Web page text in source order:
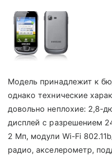
Модель принадлежит к
однако технические
довольно неплохие: 2,8-
дисплей с разрешением
2 Мп, модули Wi-Fi
радио, акселерометр,